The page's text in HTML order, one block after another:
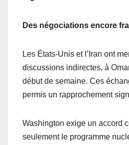
Des négociations encore
Les États-Unis et l’Iran ont
discussions indirectes, à
début de semaine. Ces
permis un rapprochement
Washington exige un accord
seulement le programme